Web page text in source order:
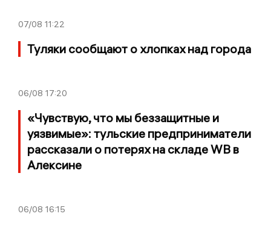
07/08 11:22
Туляки сообщают о хлопках над города
06/08 17:20
«Чувствую, что мы беззащитные и
уязвимые»: тульские предприниматели
рассказали о потерях на складе WB в
Алексине
06/08 16:15